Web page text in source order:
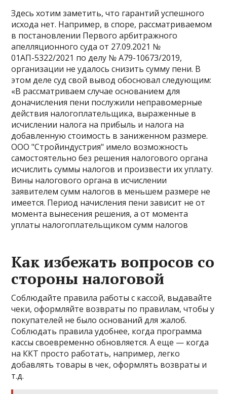
Здесь хотим заметить, что гарантий успешного
исхода нет. Например, в споре, рассматриваемом
в постановлении Первого арбитражного
апелляционного суда от 27.09.2021 №
01АП-5322/2021 по делу № А79-10673/2019,
организации не удалось снизить сумму пени. В
этом деле суд свой вывод обосновал следующим:
«В рассматриваем случае основанием для
доначисления пени послужили неправомерные
действия налогоплательщика, выраженные в
исчислении налога на прибыль и налога на
добавленную стоимость в заниженном размере.
ООО "Стройиндустрия" имело возможность
самостоятельно без решения налогового органа
исчислить суммы налогов и произвести их уплату.
Вины налогового органа в исчислении
заявителем сумм налогов в меньшем размере не
имеется. Период начисления пени зависит не от
момента вынесения решения, а от момента
уплаты налогоплательщиком сумм налогов
Как избежать вопросов со
стороны налоговой
Соблюдайте правила работы с кассой, выдавайте
чеки, оформляйте возвраты по правилам, чтобы у
покупателей не было оснований для жалоб.
Соблюдать правила удобнее, когда программа
кассы своевременно обновляется. А еще — когда
на ККТ просто работать, например, легко
добавлять товары в чек, оформлять возвраты и
т.д.